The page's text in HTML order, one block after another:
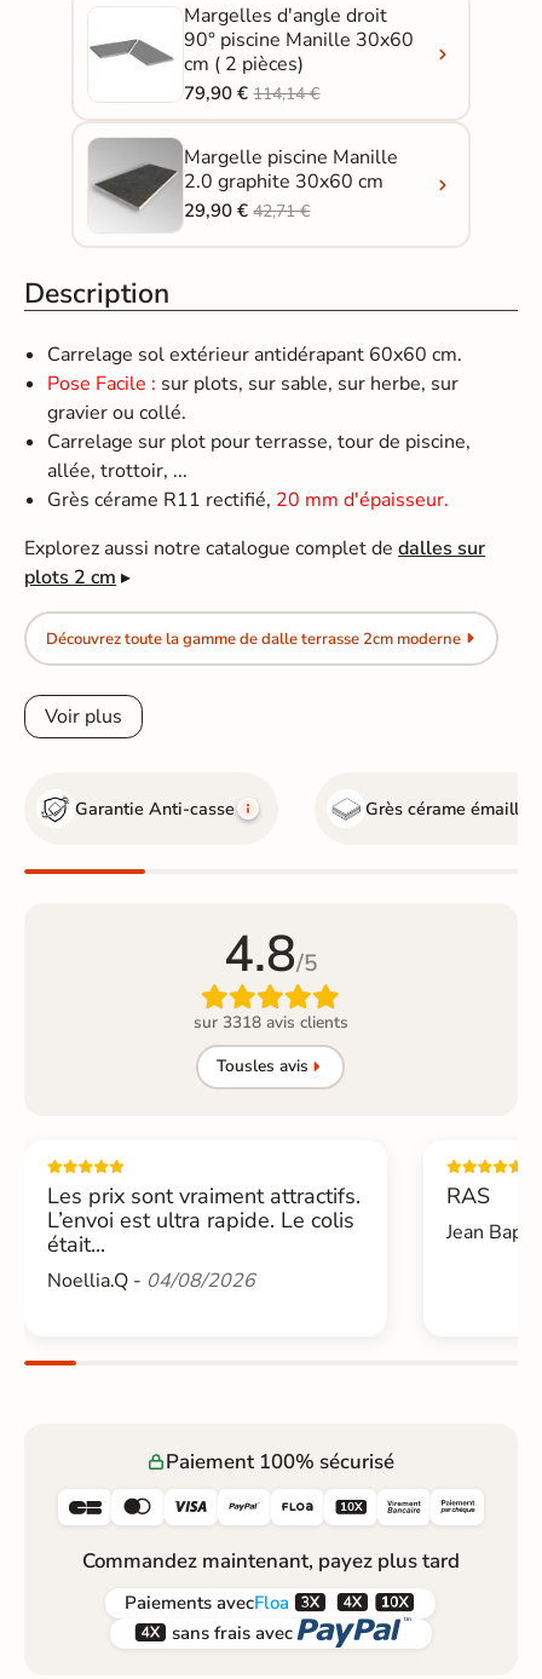
Margelles d'angle droit
90° piscine Manille 30x60
cm ( 2 pièces)
79,90 €114,14 €
Margelle piscine Manille
2.0 graphite 30x60 cm
29,90 €42,71 €
Description
Carrelage sol extérieur antidérapant 60x60 cm.
Pose Facile : sur plots, sur sable, sur herbe, sur
gravier ou collé.
Carrelage sur plot pour terrasse, tour de piscine,
allée, trottoir, ...
Grès cérame R11 rectifié, 20 mm d'épaisseur.
Explorez aussi notre catalogue complet dedalles sur
plots 2 cm ▸
Découvrez toute la gamme de dalle terrasse 2cm moderne
Voir plus
Garantie Anti-casse Grès cérame émaillé
4.8/5

sur 3318 avis clients
Tousles avis
Les prix sont vraiment attractifs.
L’envoi est ultra rapide. Le colis
était...
Noellia.Q - 04/08/2026
RAS
Jean
Paiement 100% sécurisé
     
Commandez maintenant, payez plus tard
Paiements avecFloa  
 sans frais avec 